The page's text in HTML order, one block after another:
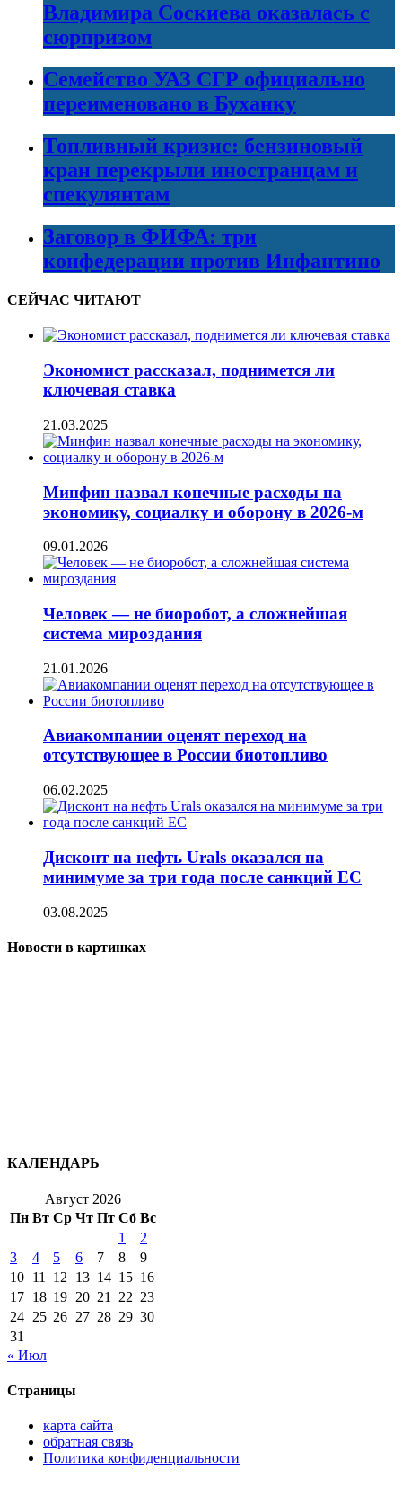
Владимира Соскиева оказалась с
сюрпризом
Семейство УАЗ СГР официально
переименовано в Буханку
Топливный кризис: бензиновый
кран перекрыли иностранцам и
спекулянтам
Заговор в ФИФА: три
конфедерации против Инфантино
СЕЙЧАС ЧИТАЮТ
Экономист рассказал, поднимется ли
ключевая ставка
21.03.2025
Минфин назвал конечные расходы на
экономику, социалку и оборону в 2026-м
09.01.2026
Человек — не биоробот, а сложнейшая
система мироздания
21.01.2026
Авиакомпании оценят переход на
отсутствующее в России биотопливо
06.02.2025
Дисконт на нефть Urals оказался на
минимуме за три года после санкций ЕС
03.08.2025
Новости в картинках
КАЛЕНДАРЬ
Август 2026
Пн Вт Ср Чт Пт Сб Вс
1
2
3
4 5 6 7 8
9
10 11 12 13 14 15 16
17 18 19 20 21 22 23
24 25 26 27 28 29 30
31
« Июл
Страницы
карта сайта
обратная связь
Политика конфиденциальности